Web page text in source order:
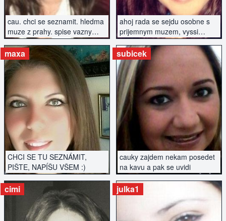
cau. chci se seznamit. hledma
muze z prahy. spise vazny
vztah.
ahoj rada se sejdu osobne s
prijemnym muzem, vyssi
postavy, urcite nekurak
CHCI SE TU SEZNÁMIT,
PIŠTE, NAPÍŠU VŠEM :)
maxa
ZOBRAZIT INZERÁT
cauky zajdem nekam posedet
na kavu a pak se uvidi
subicek
ZOBRAZIT INZERÁT
cimi julka1